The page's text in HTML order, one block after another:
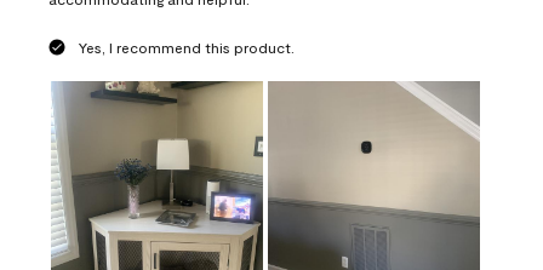
Yes, I recommend this product.